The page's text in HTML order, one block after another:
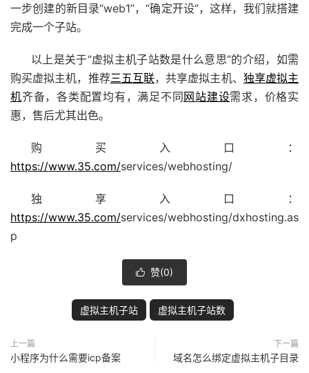
一步创建的新目录“web1”，“确定开设”，这样，我们就搭建
完成一个子站。
以上是关于“虚拟主机子站数是什么意思”的介绍，如需
购买虚拟主机，推荐三五互联，共享虚拟主机、 独享虚拟主
机齐备，各类配置均有，满足不同网站建设需求，价格实
惠，售后尤其出色。
购买入口：
https://www.35.com/services/webhosting/
独享入口：
https://www.35.com/services/webhosting/dxhosting.as
p
 赞(0)
虚拟主机子站 虚拟主机子站数
上一篇
小程序为什么需要icp备案
下一篇
域名怎么绑定虚拟主机子目录